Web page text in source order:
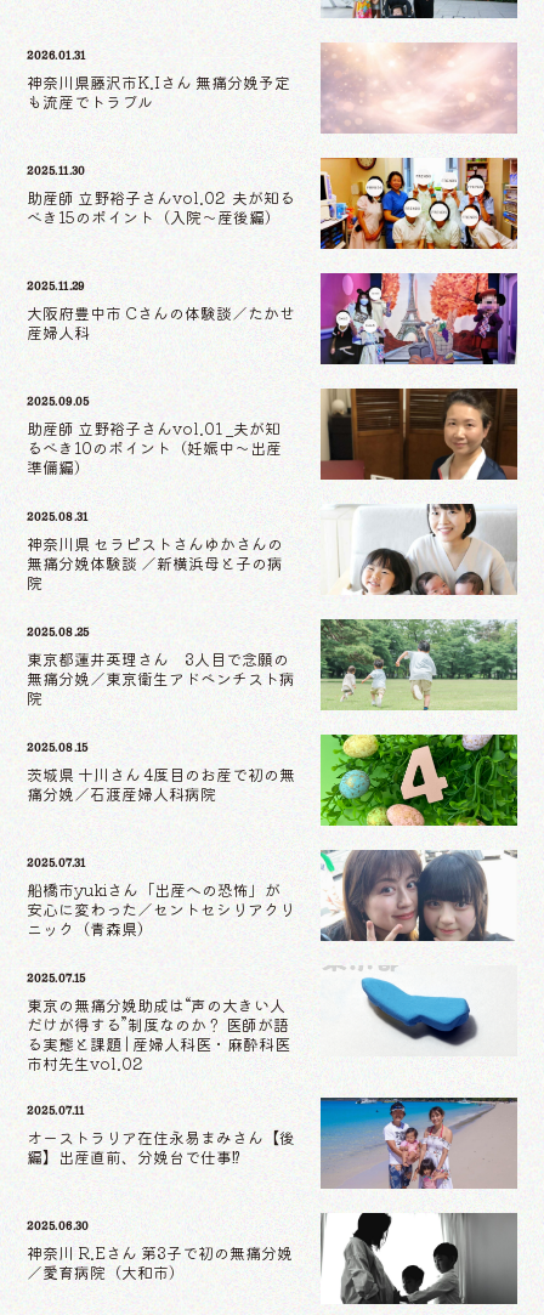
2026.01.31
神奈川県藤沢市K.Iさん 無痛分娩予定
も流産でトラブル
2025.11.30
助産師 立野裕子さんvol.02 夫が知る
べき15のポイント（入院〜産後編）
2025.11.29
大阪府豊中市 Cさんの体験談／たかせ
産婦人科
2025.09.05
助産師 立野裕子さんvol.01 _夫が知
るべき10のポイント（妊娠中〜出産
準備編）
2025.08.31
神奈川県 セラピストさんゆかさんの
無痛分娩体験談 ／新横浜母と子の病
院
2025.08.25
東京都蓮井英理さん 3人目で念願の
無痛分娩／東京衛生アドベンチスト病
院
2025.08.15
茨城県 十川さん 4度目のお産で初の無
痛分娩／石渡産婦人科病院
2025.07.31
船橋市yukiさん「出産への恐怖」が
安心に変わった／セントセシリアクリ
ニック（青森県）
2025.07.15
東京の無痛分娩助成は“声の大きい人
だけが得する”制度なのか？ 医師が語
る実態と課題 | 産婦人科医・麻酔科医
市村先生vol.02
2025.07.11
オーストラリア在住永易まみさん【後
編】出産直前、分娩台で仕事⁉
2025.06.30
神奈川 R.Eさん 第3子で初の無痛分娩
／愛育病院（大和市）